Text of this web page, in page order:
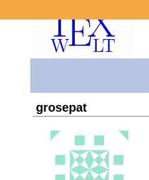
grosepat